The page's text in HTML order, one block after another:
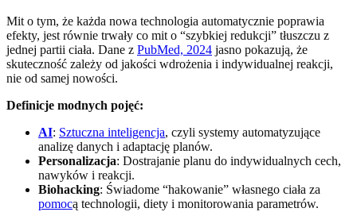
Mit o tym, że każda nowa technologia automatycznie poprawia
efekty, jest równie trwały co mit o “szybkiej redukcji” tłuszczu z
jednej partii ciała. Dane z PubMed, 2024 jasno pokazują, że
skuteczność zależy od jakości wdrożenia i indywidualnej reakcji,
nie od samej nowości.
Definicje modnych pojęć:
AI: Sztuczna inteligencja, czyli systemy automatyzujące
analizę danych i adaptację planów.
Personalizacja: Dostrajanie planu do indywidualnych cech,
nawyków i reakcji.
Biohacking: Świadome “hakowanie” własnego ciała za
pomocą technologii, diety i monitorowania parametrów.